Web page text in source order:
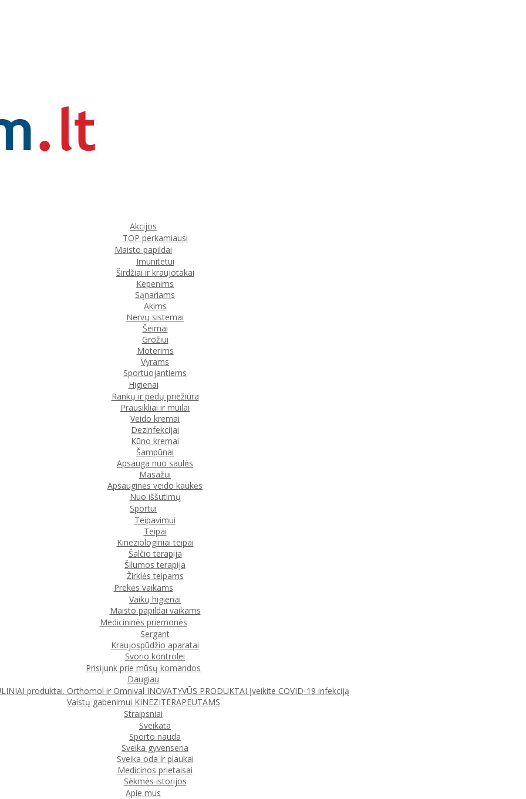
Akcijos
TOP perkamiausi
Maisto papildai
Imunitetui
Širdžiai ir kraujotakai
Kepenims
Sąnariams
Akims
Nervų sistemai
Šeimai
Grožiui
Moterims
Vyrams
Sportuojantiems
Higienai
Rankų ir pėdų priežiūra
Prausikliai ir muilai
Veido kremai
Dezinfekcijai
Kūno kremai
Šampūnai
Apsauga nuo saulės
Masažui
Apsauginės veido kaukės
Nuo iššutimų
Sportui
Teipavimui
Teipai
Kineziologiniai teipai
Šalčio terapija
Šilumos terapija
Žirklės teipams
Prekės vaikams
Vaikų higienai
Maisto papildai vaikams
Medicininės priemonės
Sergant
Kraujospūdžio aparatai
Svorio kontrolei
Prisijunk prie mūsų komandos
Daugiau
produktai. Orthomol ir Omnival INOVATYVŪS PRODUKTAI Įveikite COVID-19 infekciją
Vaistų gabenimui KINEZITERAPEUTAMS
Straipsniai
Sveikata
Sporto nauda
Sveika gyvensena
Sveika oda ir plaukai
Medicinos prietaisai
Sėkmės istorijos
Apie mus